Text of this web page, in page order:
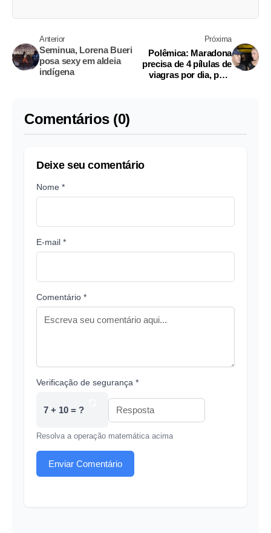
Anterior
Seminua, Lorena Bueri
posa sexy em aldeia
indígena
Próxima
Polêmica: Maradona
precisa de 4 pílulas de
viagras por dia, para
Comentários (0)
Deixe seu comentário
Nome *
E-mail *
Comentário *
Verificação de segurança *
7 + 10 = ?
Resolva a operação matemática acima
Enviar Comentário